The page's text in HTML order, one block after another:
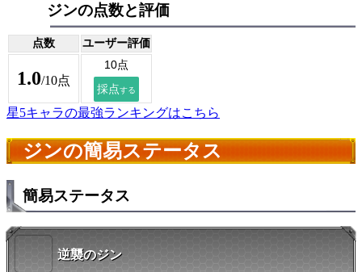
ジンの点数と評価
点数 ユーザー評価
1.0/10点
星5キャラの最強ランキングはこちら
ジンの簡易ステータス
簡易ステータス
逆襲のジン